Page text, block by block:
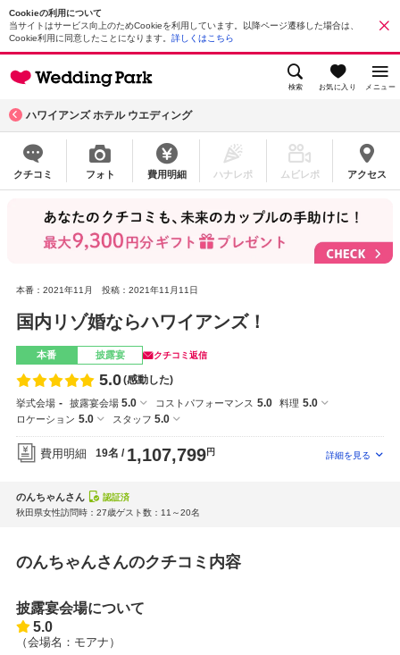
Cookieの利用について
当サイトはサービス向上のためCookieを利用しています。以降ページ遷移した場合は、
Cookie利用に同意したことになります。 詳しくはこちら
検索 お気に入り メニュー
ハワイアンズ ホテル ウエディング
クチコミ フォト 費用明細 ハナレポ ムビレポ アクセス
本番：2021年11月 投稿：2021年11月11日
国内リゾ婚ならハワイアンズ！
本番 披露宴 クチコミ返信
5.0(感動した)
挙式会場 - 披露宴会場 5.0 コストパフォーマンス 5.0 料理 5.0
ロケーション 5.0 スタッフ 5.0
費用明細 19名 1,107,799円
のんちゃんさん
認証済
秋田県女性訪問時：27歳ゲスト数：11～20名
のんちゃんさんのクチコミ内容
披露宴会場について
5.0
（会場名：モアナ）